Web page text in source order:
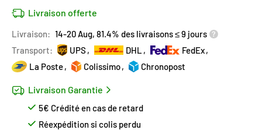
Livraison offerte
Livraison: 14-20 Aug, 81.4% des livraisons ≤ 9 jours
Transport:
UPS DHL
FedEx
La Poste
Colissimo Chronopost
Livraison Garantie
5€ Crédité en cas de retard
Réexpédition si colis perdu